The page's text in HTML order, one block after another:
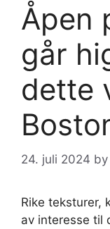
Åpen
går
dette
24. juli 2024 by
Rike teksturer,
av interesse til